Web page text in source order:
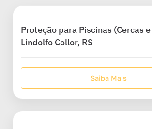
Proteção para Piscinas (Cercas
Lindolfo Collor, RS
Saiba Mais